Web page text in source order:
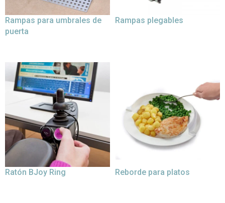
Rampas para umbrales de
puerta
Rampas plegables
Ratón BJoy Ring Reborde para platos